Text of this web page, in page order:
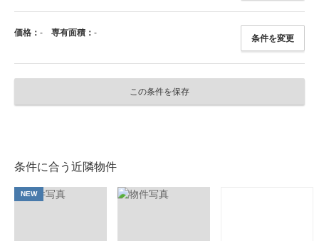
価格： - 専有面積： -
条件を変更
この条件を保存
条件に合う近隣物件
NEW